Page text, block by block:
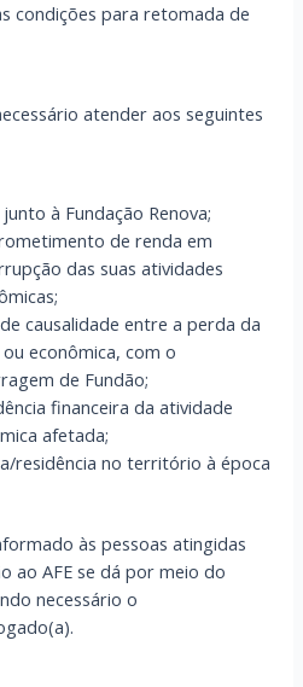
condições para retomada de
atender aos seguintes
à Fundação Renova;
de renda em
das suas atividades
causalidade entre a perda da
econômica, com o
de Fundão;
financeira da atividade
afetada;
residência no território à época
às pessoas atingidas
ao AFE se dá por meio do
necessário o